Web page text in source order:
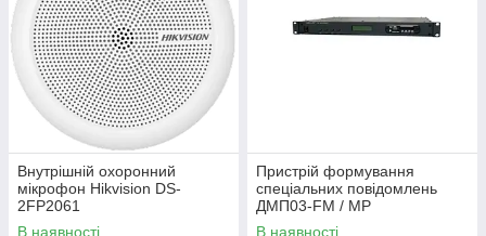
Внутрішній охоронний
мікрофон Hikvision DS-
2FP2061
В наявності
Пристрій формування
спеціальних повідомлень
ДМП03-FM / MP
В наявності